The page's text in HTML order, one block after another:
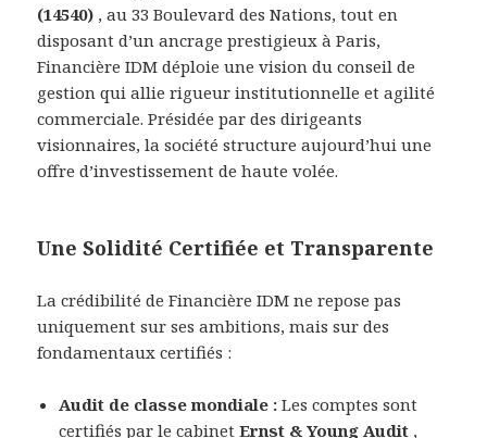
(14540) , au 33 Boulevard des Nations, tout en
disposant d’un ancrage prestigieux à Paris,
Financière IDM déploie une vision du conseil de
gestion qui allie rigueur institutionnelle et agilité
commerciale. Présidée par des dirigeants
visionnaires, la société structure aujourd’hui une
offre d’investissement de haute volée.
Une Solidité Certifiée et Transparente
La crédibilité de Financière IDM ne repose pas
uniquement sur ses ambitions, mais sur des
fondamentaux certifiés :
Audit de classe mondiale : Les comptes sont
certifiés par le cabinetErnst & Young Audit ,